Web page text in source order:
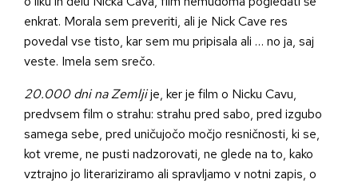
enkrat. Morala sem preveriti, ali je Nick Cave res
povedal vse tisto, kar sem mu pripisala ali … no ja, saj
veste. Imela sem srečo.
20.000 dni na Zemljije, ker je film o Nicku Cavu,
predvsem film o strahu: strahu pred sabo, pred izgubo
samega sebe, pred uničujočo močjo resničnosti, ki se,
kot vreme, ne pusti nadzorovati, ne glede na to, kako
vztrajno jo literariziramo ali spravljamo v notni zapis, o